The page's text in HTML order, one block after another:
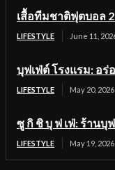
เสื้อทีมชาติฟุตบอล
LIFESTYLE June 11,
บุฟเฟ่ต์ โรงแรม: อ
LIFESTYLE May 20, 2026
ซู กิ ชิ บุ ฟ เฟ่: ร้าน
LIFESTYLE May 19, 2026